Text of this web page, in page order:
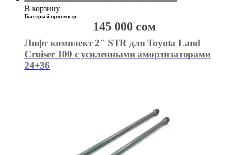
В корзину
Быстрый просмотр
Лифт комплект 2″ STR для Toyota Land
Cruiser 100 с усиленными амортизаторами
24+36
145 000 сом